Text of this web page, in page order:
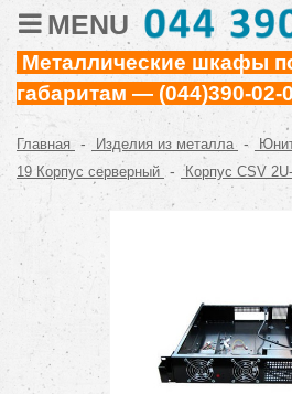
MENU
Металлические шкафы
габаритам — (044)390-02-
Главная - Изделия из металла -
19 Корпус серверный - Корпус CSV